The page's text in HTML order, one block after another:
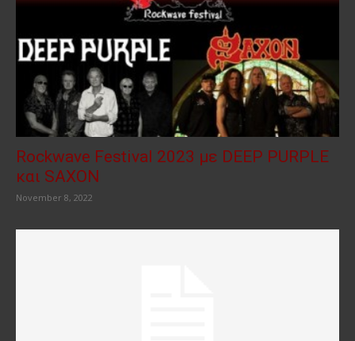
Rockwave Festival 2023 με DEEP PURPLE
και SAXON
November 8, 2022